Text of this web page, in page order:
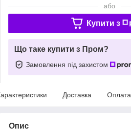
або
Купити з
Що таке купити з Пром?
Замовлення під захистом
Доставка Оплата
Опис